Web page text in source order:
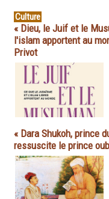
Culture
« Dieu, le Juif et le
l'islam apportent au
Privot
« Dara Shukoh, prince
ressuscite le prince